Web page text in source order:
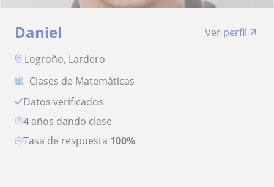
Daniel
Ver perfil
Logroño, Lardero
Clases de Matemáticas
Datos verificados
4 años dando clase
Tasa de respuesta 100%